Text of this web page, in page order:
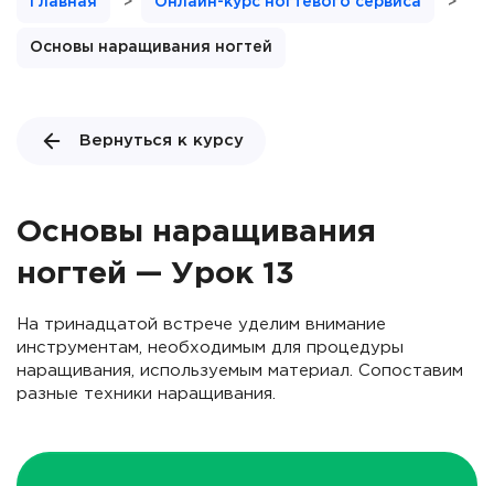
Основы наращивания ногтей
Вернуться к курсу
Основы наращивания
ногтей — Урок 13
На тринадцатой встрече уделим внимание
инструментам, необходимым для процедуры
наращивания, используемым материал. Сопоставим
разные техники наращивания.